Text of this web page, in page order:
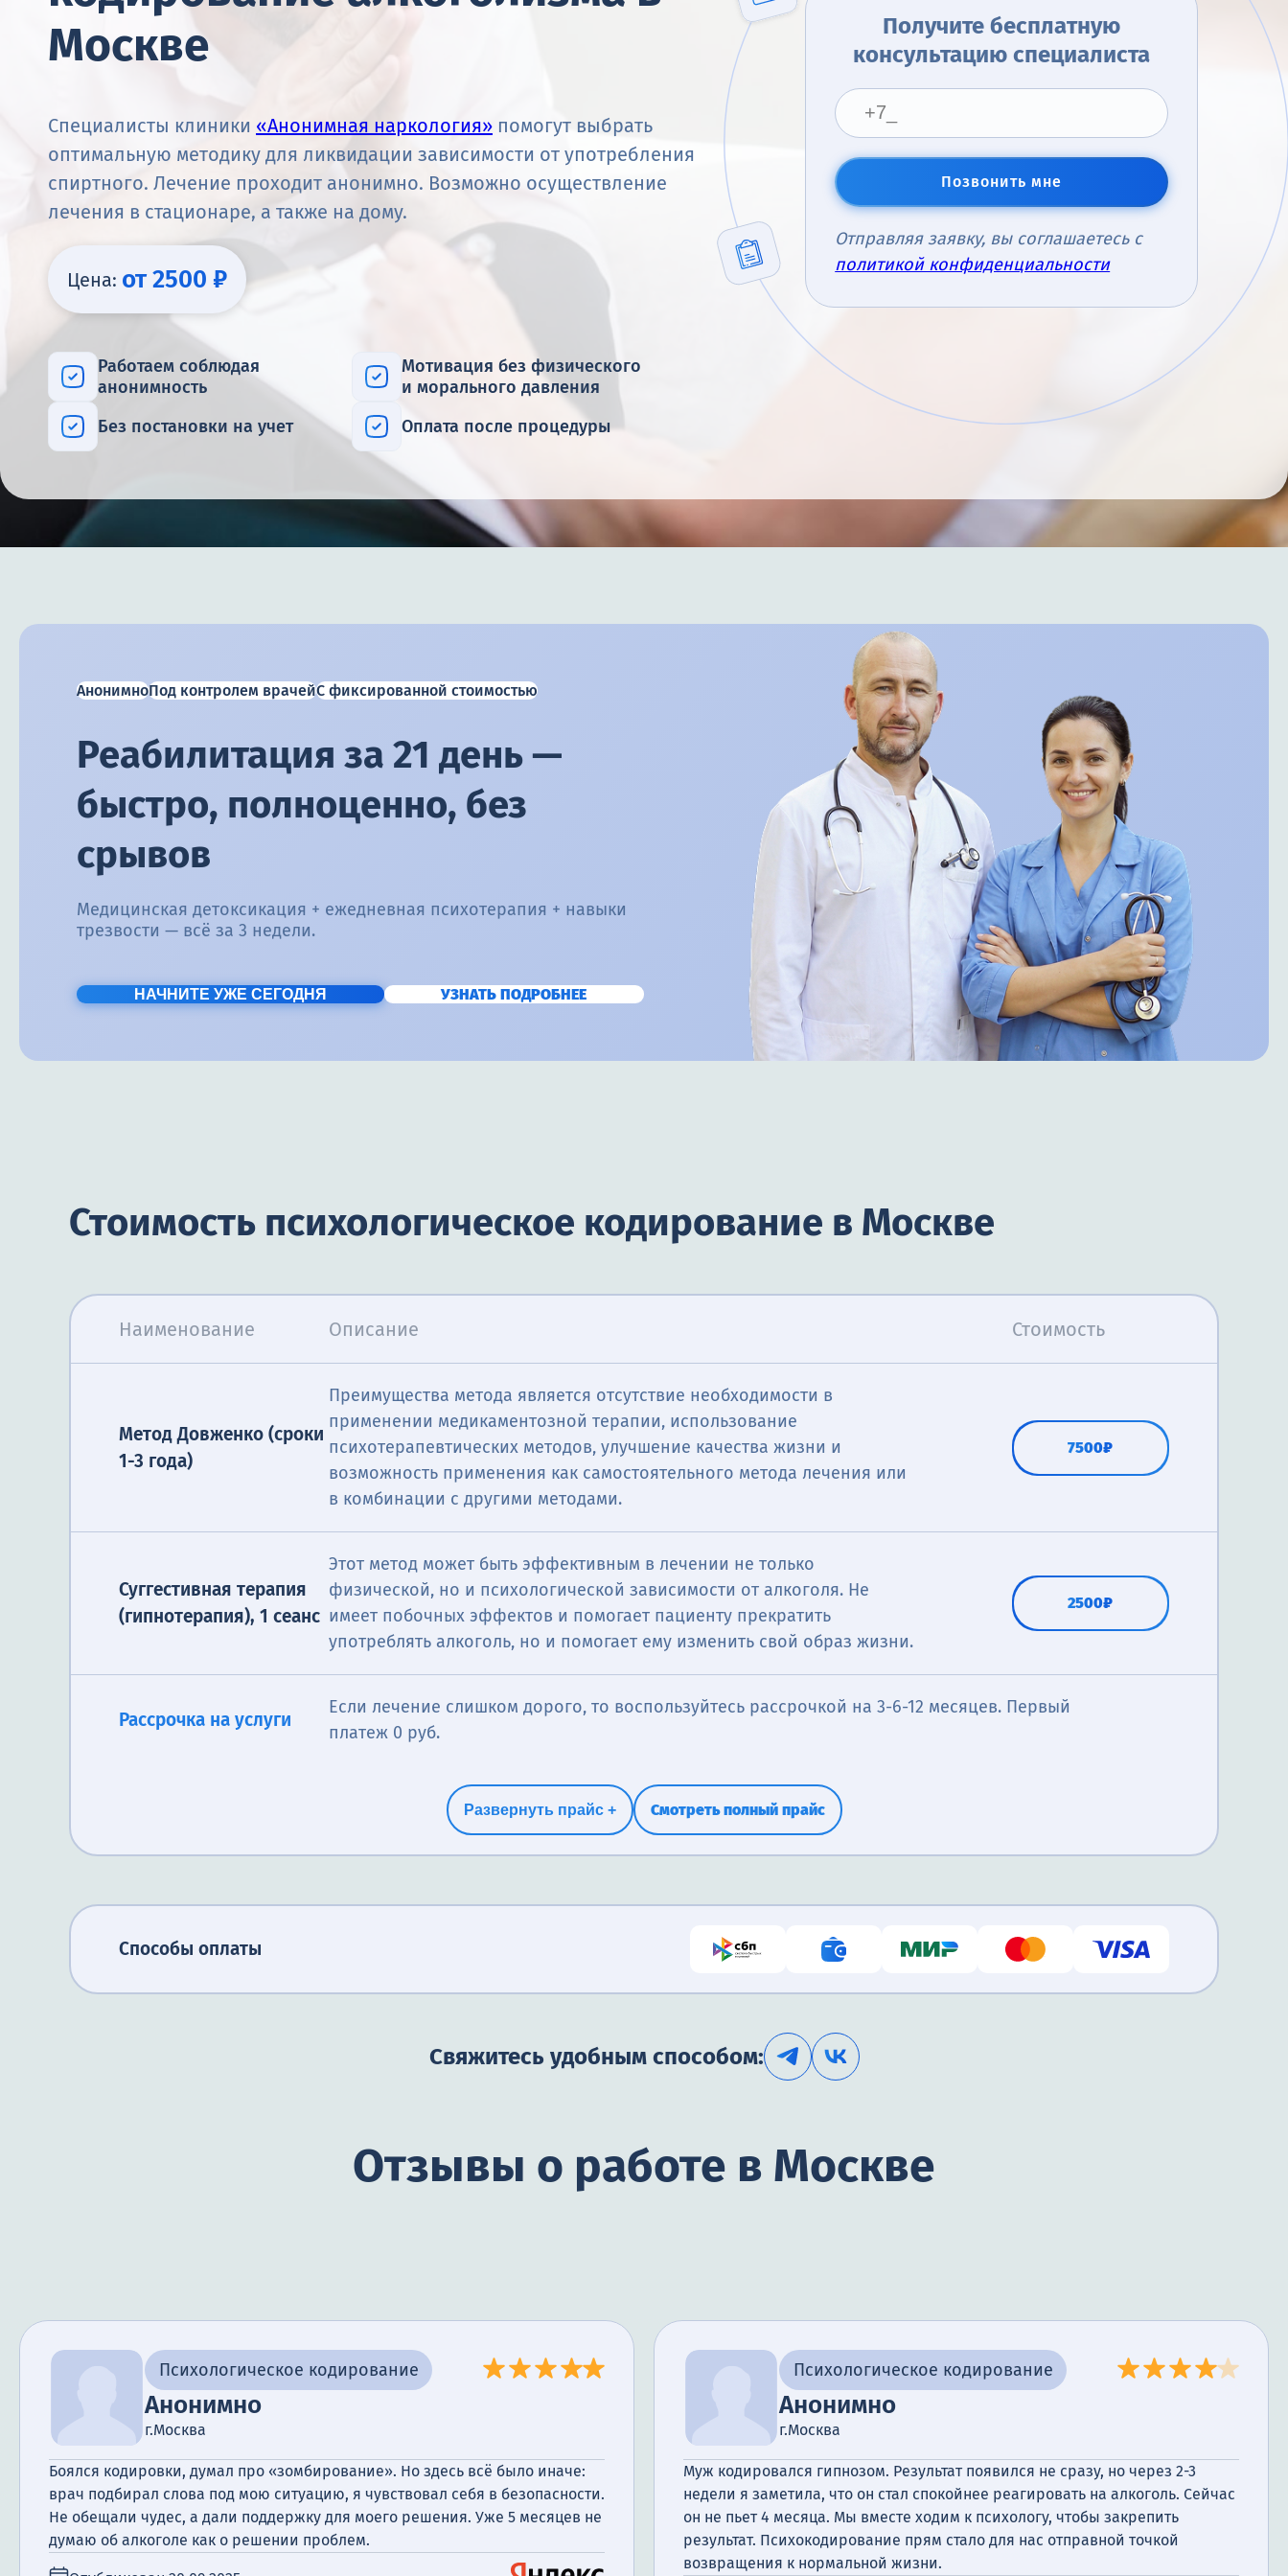
Москве
Специалисты клиники «Анонимная наркология» помогут выбрать
оптимальную методику для ликвидации зависимости от употребления
спиртного. Лечение проходит анонимно. Возможно осуществление
лечения в стационаре, а также на дому.
Цена: от 2500 ₽
Работаем соблюдая
анонимность
Мотивация без физического
и морального давления
Без постановки на учет
Оплата после процедуры
Получите бесплатную
консультацию специалиста
Позвонить мне
Отправляя заявку, вы соглашаетесь с
политикой конфиденциальности
АнонимноПод контролем врачейС фиксированной стоимостью
Реабилитация за 21 день —
быстро, полноценно, без
срывов
Медицинская детоксикация + ежедневная психотерапия + навыки
трезвости — всё за 3 недели.
НАЧНИТЕ УЖЕ СЕГОДНЯ УЗНАТЬ ПОДРОБНЕЕ
Стоимость психологическое кодирование в Москве
Наименование Описание Стоимость
Метод Довженко (сроки
1-3 года)
Преимущества метода является отсутствие необходимости в
применении медикаментозной терапии, использование
психотерапевтических методов, улучшение качества жизни и
возможность применения как самостоятельного метода лечения или
в комбинации с другими методами.
7500₽
Суггестивная терапия
(гипнотерапия), 1 сеанс
Этот метод может быть эффективным в лечении не только
физической, но и психологической зависимости от алкоголя. Не
имеет побочных эффектов и помогает пациенту прекратить
употреблять алкоголь, но и помогает ему изменить свой образ жизни.
2500₽
Рассрочка на услуги
Если лечение слишком дорого, то воспользуйтесь рассрочкой на 3-6-12 месяцев. Первый
платеж 0 руб.
Развернуть прайс + Смотреть полный прайс
Способы оплаты
Свяжитесь удобным способом:
Отзывы о работе в Москве
Психологическое кодирование
Анонимно
г.Москва
Боялся кодировки, думал про «зомбирование». Но здесь всё было иначе:
врач подбирал слова под мою ситуацию, я чувствовал себя в безопасности.
Не обещали чудес, а дали поддержку для моего решения. Уже 5 месяцев не
думаю об алкоголе как о решении проблем.
Психологическое кодирование
Анонимно
г.Москва
Муж кодировался гипнозом. Результат появился не сразу, но через 2-3
недели я заметила, что он стал спокойнее реагировать на алкоголь. Сейчас
он не пьет 4 месяца. Мы вместе ходим к психологу, чтобы закрепить
результат. Психокодирование прям стало для нас отправной точкой
возвращения к нормальной жизни.